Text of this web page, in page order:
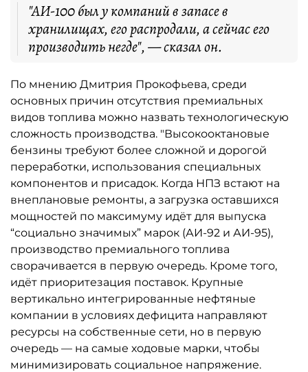
"АИ-100 был у компаний в запасе в
хранилищах, его распродали, а сейчас его
производить негде", — сказал он.
По мнению Дмитрия Прокофьева, среди
основных причин отсутствия премиальных
видов топлива можно назвать технологическую
сложность производства. "Высокооктановые
бензины требуют более сложной и дорогой
переработки, использования специальных
компонентов и присадок. Когда НПЗ встают на
внеплановые ремонты, а загрузка оставшихся
мощностей по максимуму идёт для выпуска
“социально значимых” марок (АИ-92 и АИ-95),
производство премиального топлива
сворачивается в первую очередь. Кроме того,
идёт приоритезация поставок. Крупные
вертикально интегрированные нефтяные
компании в условиях дефицита направляют
ресурсы на собственные сети, но в первую
очередь — на самые ходовые марки, чтобы
минимизировать социальное напряжение.